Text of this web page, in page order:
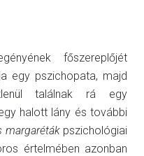
főszereplőjét
egy pszichopata, majd
találnak rá egy
halott lány és további
margarétákpszichológiai
értelmében azonban